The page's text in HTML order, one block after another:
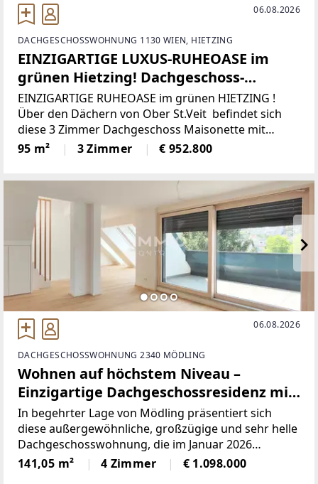
06.08.2026
DACHGESCHOSSWOHNUNG 1130 WIEN, HIETZING
EINZIGARTIGE LUXUS-RUHEOASE im
grünen Hietzing! Dachgeschoss-
Maisonette- Terrasse als ERSTBEZUG !
EINZIGARTIGE RUHEOASE im grünen HIETZING !
Über den Dächern von Ober St.Veit befindet sich
diese 3 Zimmer Dachgeschoss Maisonette mit
herrlicher Aussicht und ruhiger Terrasse. Höchste
Lebens- und Wohnqualität empfinden Sie bereits im
95 m² 3 Zimmer € 952.800
06.08.2026
DACHGESCHOSSWOHNUNG 2340 MÖDLING
Wohnen auf höchstem Niveau –
Einzigartige Dachgeschossresidenz mit
Dachterrasse und Panoramablick
In begehrter Lage von Mödling präsentiert sich
diese außergewöhnliche, großzügige und sehr helle
Dachgeschosswohnung, die im Januar 2026
fertiggestellt wurde. Die Wohnung bietet mit 141 m²
Wohnfläche, Balkon und Terrassen, durchdachter
141,05 m² 4 Zimmer € 1.098.000